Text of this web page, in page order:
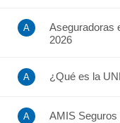
Aseguradoras
2026
¿Qué es la
AMIS